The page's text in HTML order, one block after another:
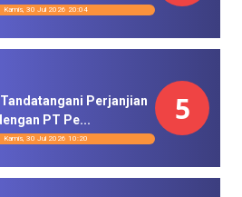
Kamis, 30 Jul 2026 20:04
Perjanjian
PT Pe...
Kamis, 30 Jul 2026 10:20
5